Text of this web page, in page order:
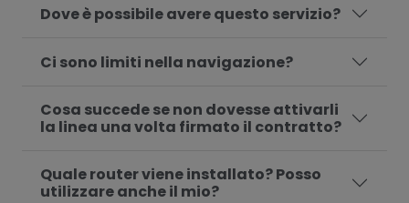
Dove è possibile avere questo servizio?
Ci sono limiti nella navigazione?
Cosa succede se non dovesse attivarli
la linea una volta firmato il contratto?
Quale router viene installato? Posso
utilizzare anche il mio?